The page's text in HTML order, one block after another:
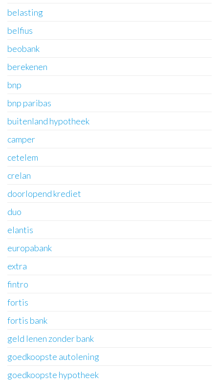
belasting
belfius
beobank
berekenen
bnp
bnp paribas
buitenland hypotheek
camper
cetelem
crelan
doorlopend krediet
duo
elantis
europabank
extra
fintro
fortis
fortis bank
geld lenen zonder bank
goedkoopste autolening
goedkoopste hypotheek